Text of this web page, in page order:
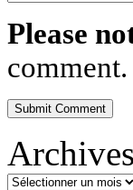
Please
Archives